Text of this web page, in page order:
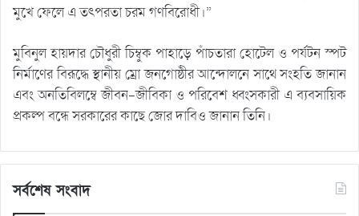
মুখে ফেলে এ তৎপরতা চরম গণবিরোধী।”
মুবিনুল হায়দার চৌধুরী চিম্বুক পাহাড়ে পাঁচতারা হোটেল ও পর্যটন স্পট
নির্মাণের বিরূদ্ধে স্থানীয় ম্রো জনগোষ্ঠীর আন্দোলনে সাথে সংহতি জানান
এবং অনতিবিলম্বে জীবন-জীবিকা ও পরিবেশ ধ্বংসকারী এ ব্যবসায়িক
প্রকল্প বন্ধে সরকারের কাছে জোর দাবিও জানান তিনি।
সর্বশেষ সংবাদ